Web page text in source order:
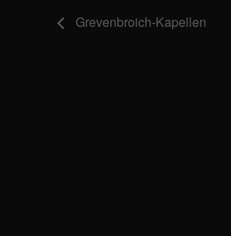
Grevenbroich-Kapellen